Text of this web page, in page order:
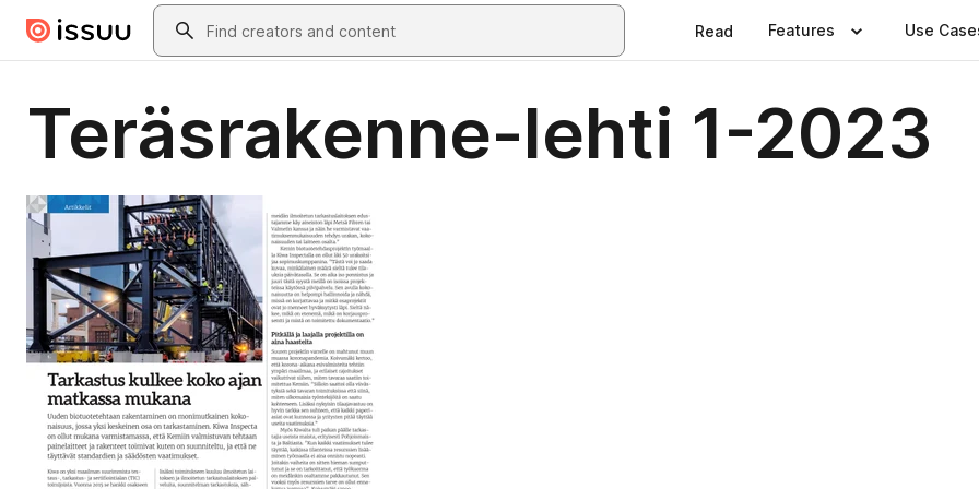
Skip to main contentSearch
Read Features Use
Teräsrakenne-lehti 1-2023